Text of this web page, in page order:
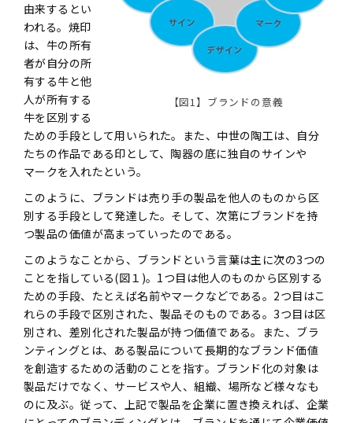
【図1】ブランドの意義
由来するとい
われる。焼印
は、牛の所有
者が自分の所
有する牛と他
人が所有する
牛を区別する
ための手段として用いられた。また、中世の陶工は、自分
たちの作品である印として、陶器の底に独自のサインや
マークを入れたという。
このように、ブランドは売り手の製品を他人のものから区
別する手段として発達した。そして、次第にブランドを持
つ製品の価値が高まっていったのである。
このようなことから、ブランドという言葉は主に次の3つの
ことを指している(図１)。1つ目は他人のものから区別する
ための手段、たとえば名前やマークなどである。2つ目はこ
れらの手段で区別された、製品そのものである。3つ目は区
別され、差別化された製品が持つ価値である。また、ブラ
ンティングとは、ある製品について長期的なブランド価値
を創造するための活動のことを指す。ブランド化の対象は
製品だけでなく、サービスや人、組織、場所など様々なも
のに及ぶ。従って、上記で製品を企業に置き換えれば、企業